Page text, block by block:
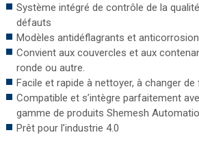
Système intégré de contrôle de la
défauts
Modèles antidéflagrants et
Convient aux couvercles et aux
ronde ou autre.
Facile et rapide à nettoyer, à changer
Compatible et s’intègre parfaitement
gamme de produits Shemesh
Prêt pour l’industrie 4.0